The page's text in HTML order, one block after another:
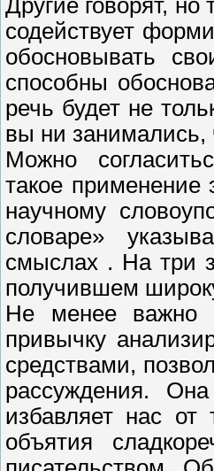
Другие говорят,
содействует
обосновывать
способны
речь будет не
вы ни занимались,
Можно
такое применение
научному
словаре»
смыслах . На три
получившем
Не менее важно
привычку
средствами,
рассуждения.
избавляет нас от
объятия